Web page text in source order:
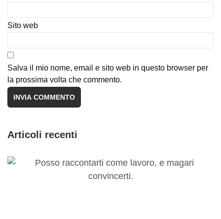
Sito web
Salva il mio nome, email e sito web in questo browser per
la prossima volta che commento.
Articoli recenti